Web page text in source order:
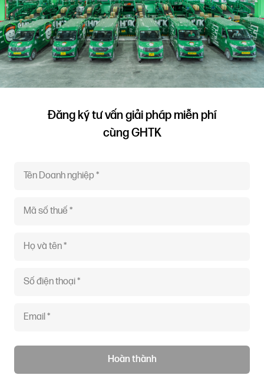
Đăng ký tư vấn giải pháp miễn phí
cùng GHTK
Hoàn thành